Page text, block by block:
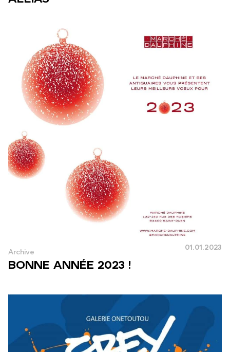
01.01.2023
Archive
BONNE ANNÉE 2023 !